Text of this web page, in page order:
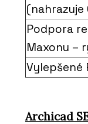
(nahrazuje
Podpora
Maxonu –
Vylepšené
Archicad